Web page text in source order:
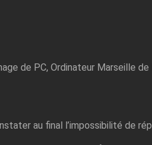
de PC, Ordinateur Marseille de
au final l’impossibilité de